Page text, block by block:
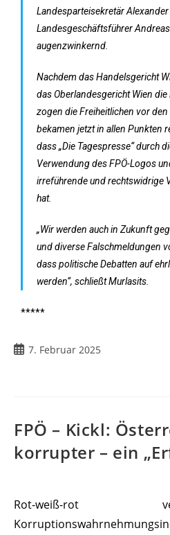
Landesparteisekretär
Landesgeschäftsführer
augenzwinkernd.
Nachdem das Handelsgericht
das Oberlandesgericht Wien
zogen die Freiheitlichen vor
bekamen jetzt in allen Punkten
dass „Die Tagespresse“ durch
Verwendung des FPÖ-Logos
irreführende und rechtswidrige
hat.
„Wir werden auch in Zukunft
und diverse Falschmeldungen
dass politische Debatten auf
werden“, schließt Murlasits.
*****
7. Februar 2025
FPÖ – Kickl:
korrupter – ein
Rot-weiß-